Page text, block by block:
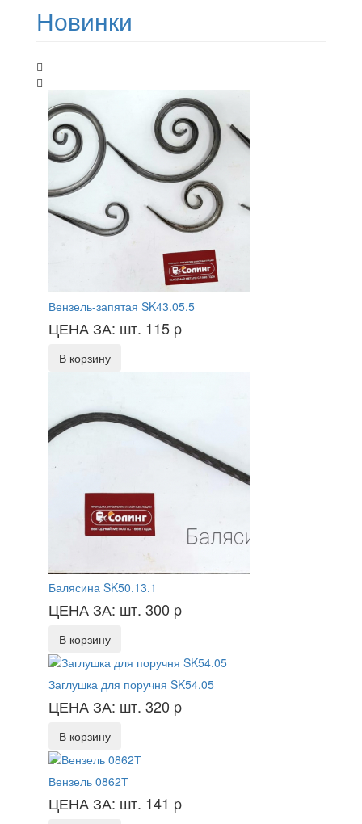
Новинки
Вензель-запятая SK43.05.5
ЦЕНА ЗА: шт. 115 p
В корзину
Балясина SK50.13.1
ЦЕНА ЗА: шт. 300 p
В корзину
Заглушка для поручня SK54.05
ЦЕНА ЗА: шт. 320 p
В корзину
Вензель 0862Т
ЦЕНА ЗА: шт. 141 p